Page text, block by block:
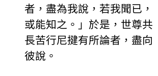
者，盡為我說，若我聞已，
或能知之。」於是，世尊共
長苦行尼揵有所論者，盡向
彼說。